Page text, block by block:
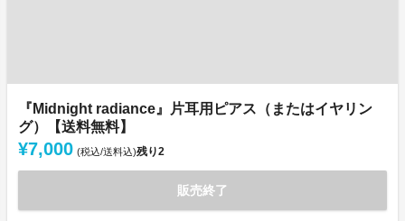
『Midnight radiance』片耳用ピアス（またはイヤリン
グ）【送料無料】
¥7,000 (税込/送料込)残り2
販売終了